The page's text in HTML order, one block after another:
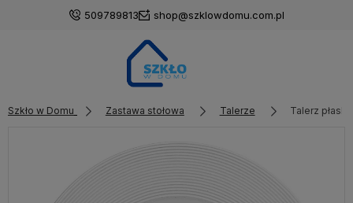
509789813 shop@szklowdomu.com.pl
Szkło w Domu Zastawa stołowa Talerze Talerz płaski